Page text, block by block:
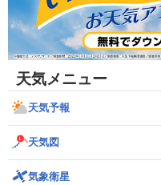
天気メニュー
天気予報
天気図
気象衛星